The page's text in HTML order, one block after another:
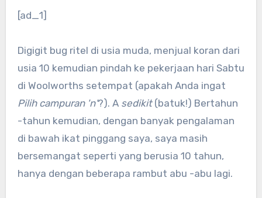
[ad_1]
Digigit bug ritel di usia muda, menjual koran dari
usia 10 kemudian pindah ke pekerjaan hari Sabtu
di Woolworths setempat (apakah Anda ingat
Pilih campuran 'n'?). A sedikit(batuk!) Bertahun
-tahun kemudian, dengan banyak pengalaman
di bawah ikat pinggang saya, saya masih
bersemangat seperti yang berusia 10 tahun,
hanya dengan beberapa rambut abu -abu lagi.